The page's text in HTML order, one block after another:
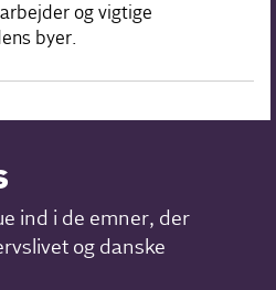
og vigtige
byer.
ind i de emner, der
og danske